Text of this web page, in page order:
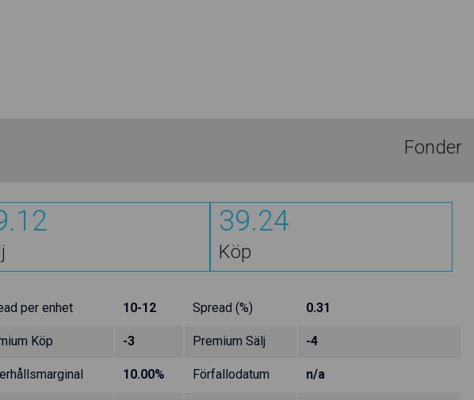
Fonder
39.24
Köp
per enhet 10-12 Spread (%) 0.31
Köp -3 Premium Sälj -4
10.00% Förfallodatum n/a